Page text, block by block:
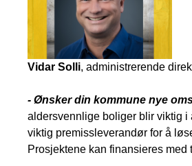
Vidar Solli, administrerende
- Ønsker din kommune nye
aldersvennlige boliger blir viktig i
viktig premissleverandør for å
Prosjektene kan finansieres